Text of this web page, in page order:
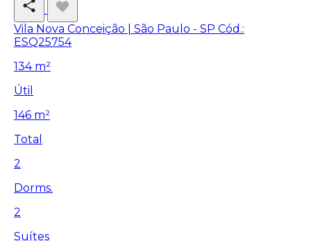
Vila Nova Conceição | São Paulo - SP Cód.:
ESQ25754
134 m²
Útil
146 m²
Total
2
Dorms.
2
Suítes